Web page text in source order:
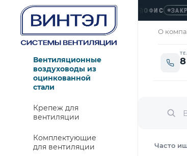
ЗАКРЫТО
О
Часто
Вентиляционные
воздуховоды из
оцинкованной
стали
Крепеж для
вентиляции
Комплектующие
для вентиляции